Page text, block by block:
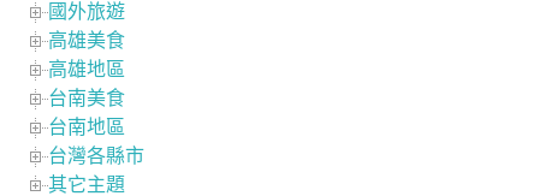
國外旅遊
高雄美食
高雄地區
台南美食
台南地區
台灣各縣市
其它主題